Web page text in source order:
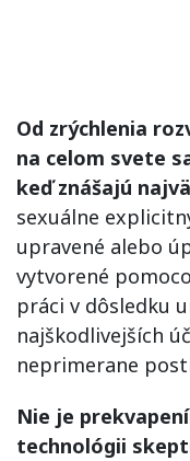
Od zrýchlenia
na celom svete
keď znášajú
sexuálne
upravené alebo
vytvorené
práci v dôsledku
najškodlivejších
neprimerane
Nie je
technológii